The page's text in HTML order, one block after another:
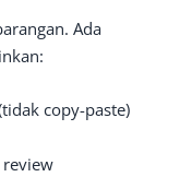
Ada
copy-paste)